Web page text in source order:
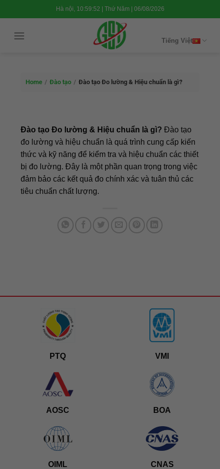
đến
Hà nội, 10:59:52 | Thứ Năm | 06/08/2026
Tiếng Việt
Home / Đào tạo / Đào tạo Đo lường & Hiệu chuẩn là gì?
Đào tạo Đo lường & Hiệu chuẩn là gì? Đào tạo
đo lường và hiệu chuẩn là quá trình cung cấp kiến
thức và kỹ năng để kiểm tra và hiệu chuẩn các thiết
bị đo lường. Đây là một phần quan trọng trong việc
đảm bảo các kết quả đo chính xác và tuân thủ các
tiêu chuẩn chất lượng.
PTQ VMI
AOSC BOA
OIML CNAS